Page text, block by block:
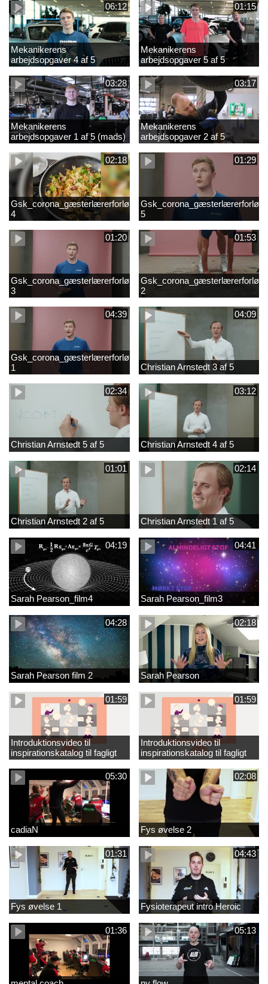
06:12
Mekanikerens
arbejdsopgaver 4 af 5
(Frederik Vesti)
01:15
Mekanikerens
arbejdsopgaver 5 af 5
(Frederik Vesti)
03:28
Mekanikerens
arbejdsopgaver 1 af 5 (mads)
03:17
Mekanikerens
arbejdsopgaver 2 af 5
(magnus)
02:18
Gsk_corona_gæsterlærerforløb_Axelsen_del
4
01:29
5
01:20
Gsk_corona_gæsterlærerforløb_Axelsen_del
3
01:53
2
04:39
Gsk_corona_gæsterlærerforløb_Axelsen_del
1
04:09
Christian Arnstedt 3 af 5
02:34
Christian Arnstedt 5 af 5
03:12
Christian Arnstedt 4 af 5
01:01
Christian Arnstedt 2 af 5
02:14
Christian Arnstedt 1 af 5
04:19
Sarah Pearson_film4
04:41
Sarah Pearson_film3
04:28
Sarah Pearson film 2
02:18
Sarah Pearson
01:59
Introduktionsvideo til
inspirationskatalog til fagligt
løft_tilrettet
01:59
Introduktionsvideo til
inspirationskatalog til fagligt
løft
05:30
cadiaN
02:08
Fys øvelse 2
01:31
Fys øvelse 1
04:43
Fysioterapeut intro Heroic
01:36 05:13